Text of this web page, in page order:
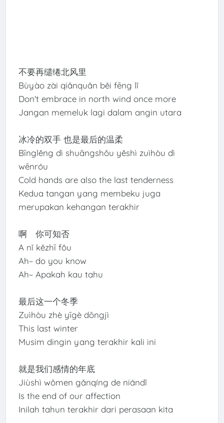
不要再缱绻北风里
Bùyào zài qiǎnquǎn běi fēng lǐ
Don't embrace in north wind once more
Jangan memeluk lagi dalam angin utara
冰冷的双手 也是最后的温柔
Bīnglěng dì shuāngshǒu yěshì zuìhòu dì
wēnróu
Cold hands are also the last tenderness
Kedua tangan yang membeku juga
merupakan kehangan terakhir
啊 你可知否
A nǐ kězhī fǒu
Ah~ do you know
Ah~ Apakah kau tahu
最后这一个冬季
Zuìhòu zhè yīgè dōngjì
This last winter
Musim dingin yang terakhir kali ini
就是我们感情的年底
Jiùshì wǒmen gǎnqíng de niándǐ
Is the end of our affection
Inilah tahun terakhir dari perasaan kita